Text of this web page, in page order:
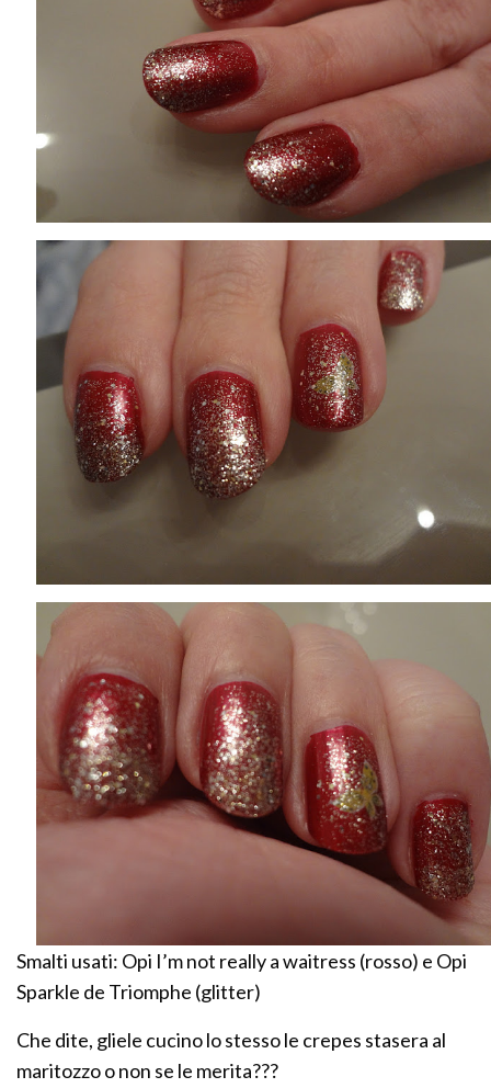
Smalti usati: Opi I’m not really a waitress (rosso) e Opi
Sparkle de Triomphe (glitter)
Che dite, gliele cucino lo stesso le crepes stasera al
maritozzo o non se le merita???